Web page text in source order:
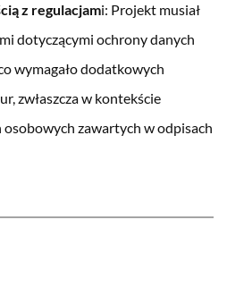
z regulacjami: Projekt musiał
dotyczącymi ochrony danych
wymagało dodatkowych
zwłaszcza w kontekście
zawartych w odpisach